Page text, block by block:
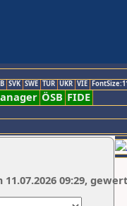
SVK SWE TUR UKR VIE
ÖSB FIDE
09:29,